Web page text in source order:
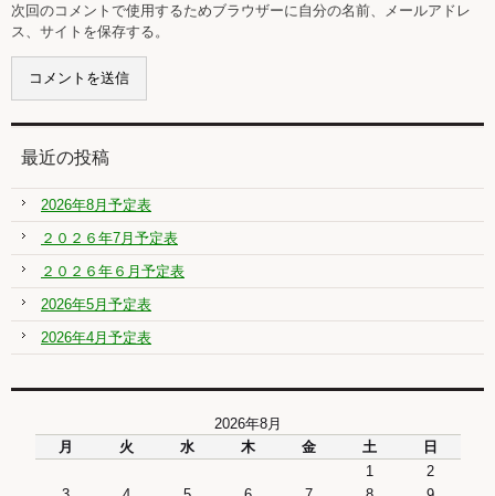
次回のコメントで使用するためブラウザーに自分の名前、メールアドレ
ス、サイトを保存する。
最近の投稿
2026年8月予定表
２０２６年7月予定表
２０２６年６月予定表
2026年5月予定表
2026年4月予定表
2026年8月
月
火 水 木 金 土
日
1
2